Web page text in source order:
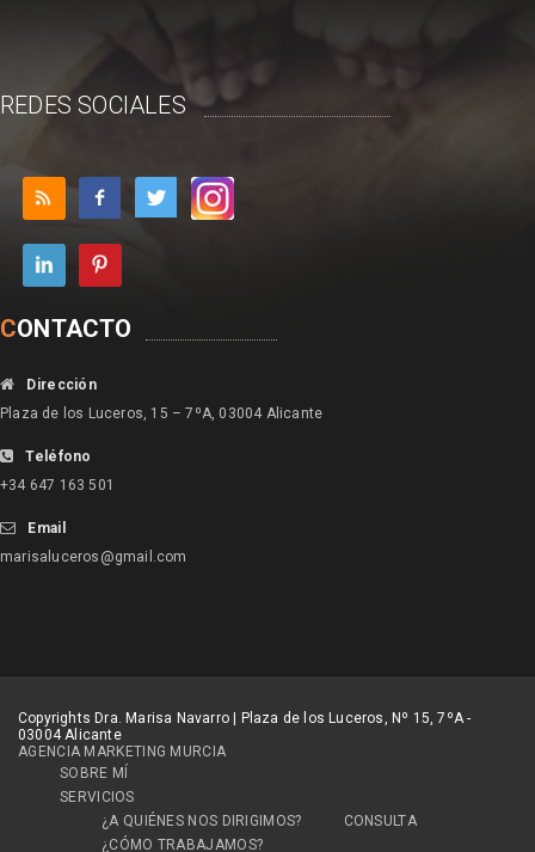
REDES SOCIALES
CONTACTO
Dirección
Plaza de los Luceros, 15 – 7ºA, 03004 Alicante
Teléfono
+34 647 163 501
Email
marisaluceros@gmail.com
Copyrights Dra. Marisa Navarro | Plaza de los Luceros, Nº 15, 7ºA -
03004 Alicante
AGENCIA MARKETING MURCIA
SOBRE MÍ
SERVICIOS
¿A QUIÉNES NOS DIRIGIMOS?
CONSULTA
¿CÓMO TRABAJAMOS?